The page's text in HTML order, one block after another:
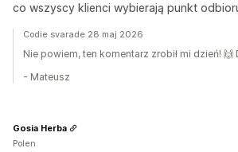
co wszyscy klienci wybierają punkt
Codie svarade 28 maj 2026
Nie powiem, ten komentarz zrobił mi dzień! 🙌
- Mateusz
Gosia Herba
Polen